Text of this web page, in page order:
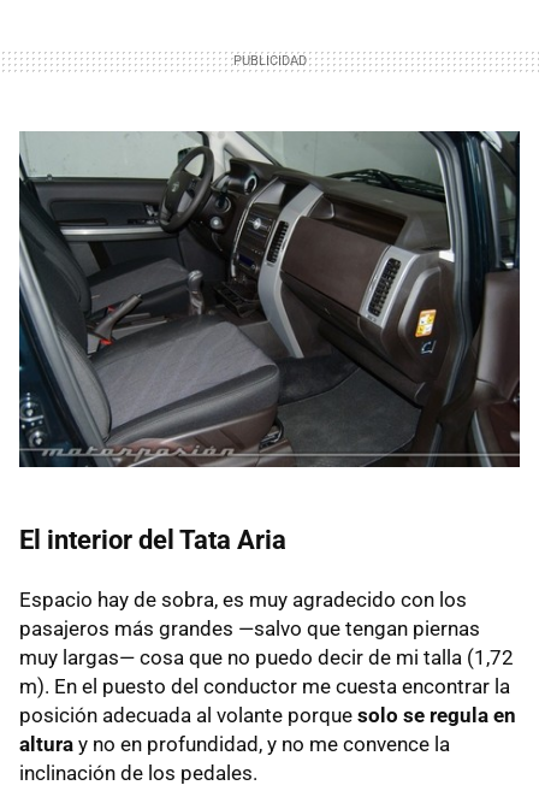
El interior del Tata Aria
Espacio hay de sobra, es muy agradecido con los
pasajeros más grandes —salvo que tengan piernas
muy largas— cosa que no puedo decir de mi talla (1,72
m). En el puesto del conductor me cuesta encontrar la
posición adecuada al volante porque solo se regula en
altura y no en profundidad, y no me convence la
inclinación de los pedales.